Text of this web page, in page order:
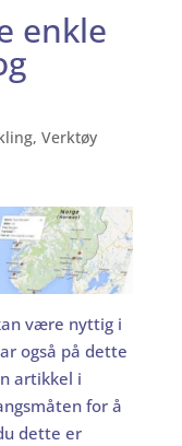
enkle
, Verktøy
være nyttig i
også på dette
artikkel i
for å
dette er